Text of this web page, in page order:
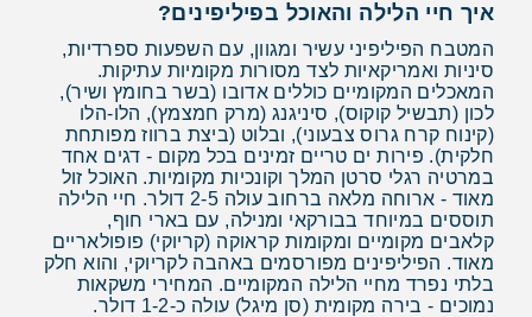
איך חיי הלילה והאוכל בפיליפינים?
המטבח הפיליפיני עשיר ומגוון, עם השפעות ספרדיות,
סיניות ואמריקאיות לצד מסורות מקומיות עתיקות.
המאכלים המקומיים כוללים אדובו (בשר בחומץ ושיר),
לכון (תבשיל קוקוס), סיניגנג (מרק חמצמץ), הלו-הלו
(קינוח קרח גרוס צבעוני), ובלוט (ביצת ברווז מפותחת
חלקית). פירות ים טריים זמינים בכל מקום - דגים אחד
במרטיה רגלי סרטן המלך וקונכיות מקומיות. האוכל זול
מאוד - ארוחה מלאה ברחוב עולה 2-5 דולר. חיי הלילה
תוססים במיוחד בבורקאי ומנילה, עם בארי חוף,
קלאבים מקומיים ומקומות קראוקה (קריוקי) פופולאריים
מאוד. הפיליפינים מפורסמים באהבה לקריוקי, והוא חלק
בלתי נפרד מחיי הלילה המקומיים. המחירי משקאות
נמוכים - בירה מקומית (סן מיגל) עולה כ-1-2 דולר.